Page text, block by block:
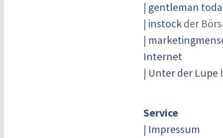
| gentleman
| instockder
|
Internet
| Unter der Lupe
Service
| Impressum